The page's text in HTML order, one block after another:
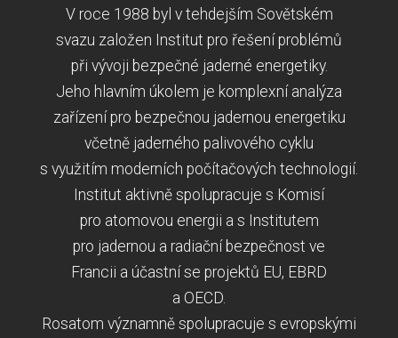
V roce 1988 byl v tehdejším Sovětském
svazu založen Institut pro řešení problémů
při vývoji bezpečné jaderné energetiky.
Jeho hlavním úkolem je komplexní analýza
zařízení pro bezpečnou jadernou energetiku
včetně jaderného palivového cyklu
s využitím moderních počítačových technologií.
Institut aktivně spolupracuje s Komisí
pro atomovou energii a s Institutem
pro jadernou a radiační bezpečnost ve
Francii a účastní se projektů EU, EBRD
a OECD.
Rosatom významně spolupracuje s evropskými